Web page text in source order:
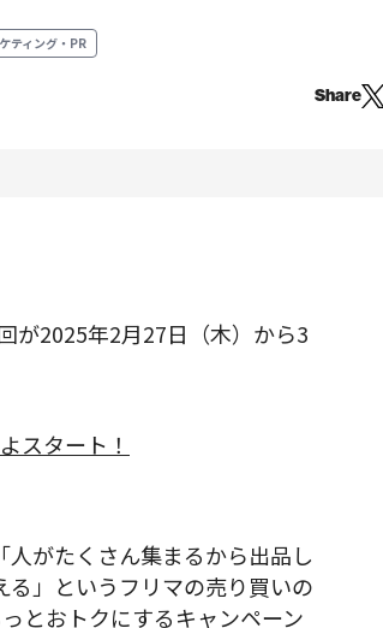
ティング・PR
Share
が2025年2月27日（木）から3
スタート！
がたくさん集まるから出品し
」というフリマの売り買いの
とおトクにするキャンペーン